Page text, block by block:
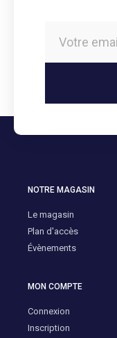
NOTRE MAGASIN
Le magasin
Plan d'accès
Évènements
MON COMPTE
Connexion
Inscription